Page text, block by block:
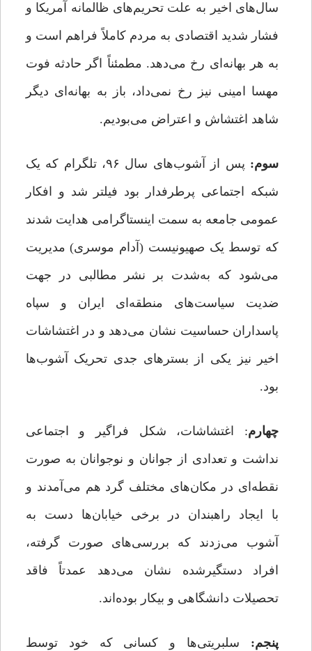
سال‌های اخیر به علت تحریم‌های ظالمانه آمریکا و
فشار شدید اقتصادی به مردم کاملاً فراهم است و
به هر بهانه‌ای رخ می‌دهد. مطمئناً اگر حادثه فوت
مهسا امینی نیز رخ نمی‌داد، باز به بهانه‌ای دیگر
شاهد اغتشاش و اعتراض می‌بودیم.
سوم:
پس از آشوب‌های سال ۹۶، تلگرام که یک
شبکه اجتماعی پرطرفدار بود فیلتر شد و افکار
عمومی جامعه به سمت اینستاگرامی هدایت شدند
که توسط یک صهیونیست (آدام موسری) مدیریت
می‌شود که به‌شدت بر نشر مطالبی در جهت
ضدیت سیاست‌های منطقه‌ای ایران و سپاه
پاسداران حساسیت نشان می‌دهد و در اغتشاشات
اخیر نیز یکی از بسترهای جدی تحریک آشوب‌ها
بود.
چهارم: اغتشاشات، شکل فراگیر و اجتماعی
نداشت و تعدادی از جوانان و نوجوانان به صورت
نقطه‌ای در مکان‌های مختلف گرد هم می‌آمدند و
با ایجاد راهبندان در برخی خیابان‌ها دست به
آشوب می‌زدند که بررسی‌های صورت گرفته،
افراد دستگیرشده نشان می‌دهد عمدتاً فاقد
تحصیلات دانشگاهی و بیکار بوده‌اند.
پنجم: سلبریتی‌ها و کسانی که خود توسط